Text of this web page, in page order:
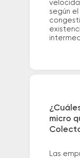
según
micro
Las